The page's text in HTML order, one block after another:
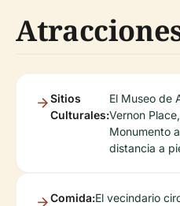
Sitios
Culturales:
El Museo de
Vernon
Monumento
distancia a
Comida:El vecindario